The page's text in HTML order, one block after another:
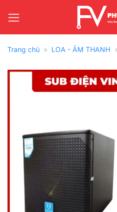
qua
Trang chủ » LOA - ÂM THANH